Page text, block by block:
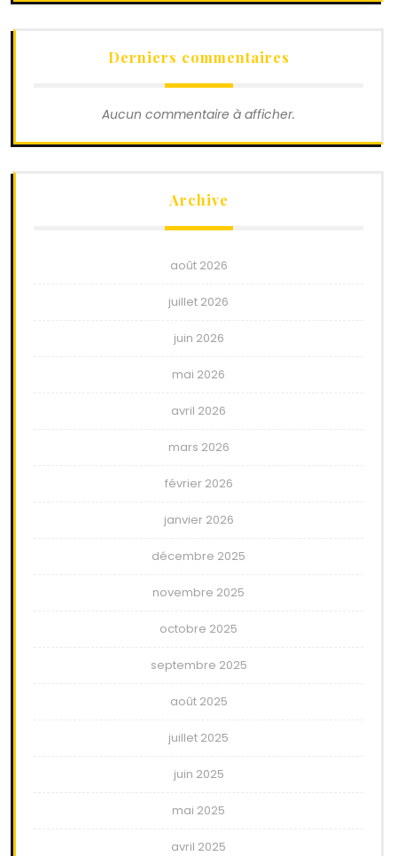
Derniers commentaires
Aucun commentaire à afficher.
Archive
août 2026
juillet 2026
juin 2026
mai 2026
avril 2026
mars 2026
février 2026
janvier 2026
décembre 2025
novembre 2025
octobre 2025
septembre 2025
août 2025
juillet 2025
juin 2025
mai 2025
avril 2025